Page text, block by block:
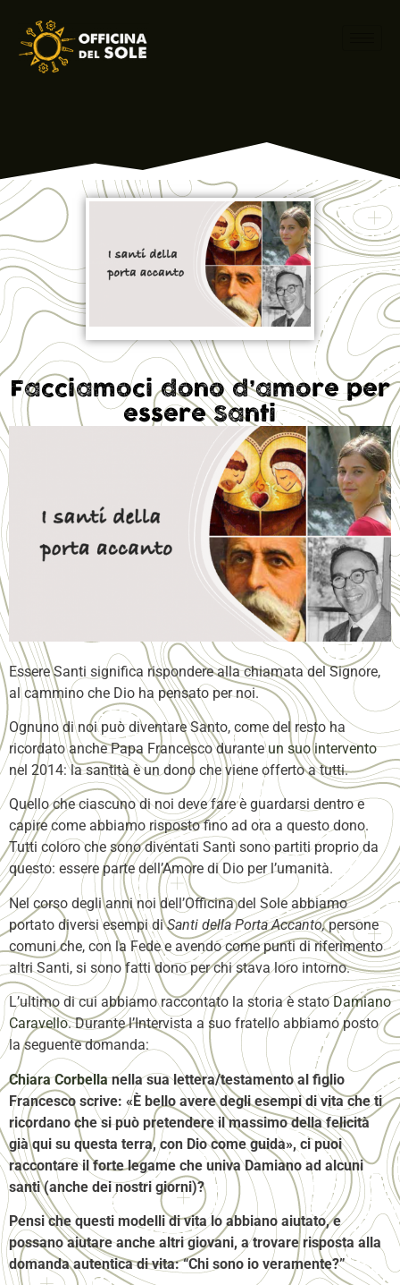
Facciamoci dono d’amore per
essere Santi
Essere Santi significa rispondere alla chiamata del Signore,
al cammino che Dio ha pensato per noi.
Ognuno di noi può diventare Santo, come del resto ha
ricordato anche Papa Francesco duranteun suo intervento
nel 2014: la santità è un dono che viene offerto a tutti.
Quello che ciascuno di noi deve fare è guardarsi dentro e
capire come abbiamo risposto fino ad ora a questo dono.
Tutti coloro che sono diventati Santi sono partiti proprio da
questo: essere parte dell’Amore di Dio per l’umanità.
Nel corso degli anni noi dell’Officina del Sole abbiamo
portato diversi esempi diSanti della Porta Accanto,persone
comuni che, con la Fede e avendo come punti di riferimento
altri Santi, si sono fatti dono per chi stava loro intorno.
L’ultimo di cui abbiamo raccontato la storia è statoDamiano
Caravello.Durante l’Intervista a suo fratello abbiamo posto
la seguente domanda:
Chiara Corbella nella sua lettera/testamento al figlio
Francesco scrive: «È bello avere degli esempi di vita che ti
ricordano che si può pretendere il massimo della felicità
già qui su questa terra, con Dio come guida», ci puoi
raccontare il forte legame che univa Damiano ad alcuni
santi (anche dei nostri giorni)?
Pensi che questi modelli di vita lo abbiano aiutato, e
possano aiutare anche altri giovani, a trovare risposta alla
domanda autentica di vita: “Chi sono io veramente?”